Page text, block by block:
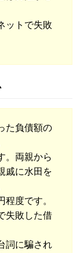
ットで失敗
た負債額の
。両親から
戚に水田を
度です。
失敗した借
詞に騙され